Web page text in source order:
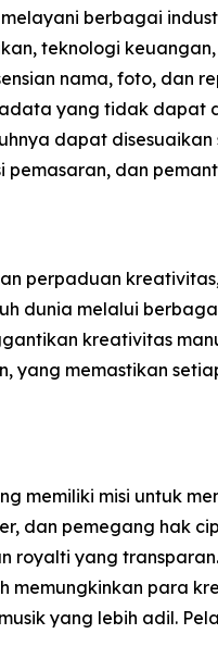
berbagai
teknologi
nama, foto, dan
yang tidak dapat
dapat
pemasaran, dan
perpaduan
dunia melalui
kreativitas
yang memastikan
memiliki misi untuk
dan pemegang hak
royalti yang
memungkinkan para
yang lebih adil.